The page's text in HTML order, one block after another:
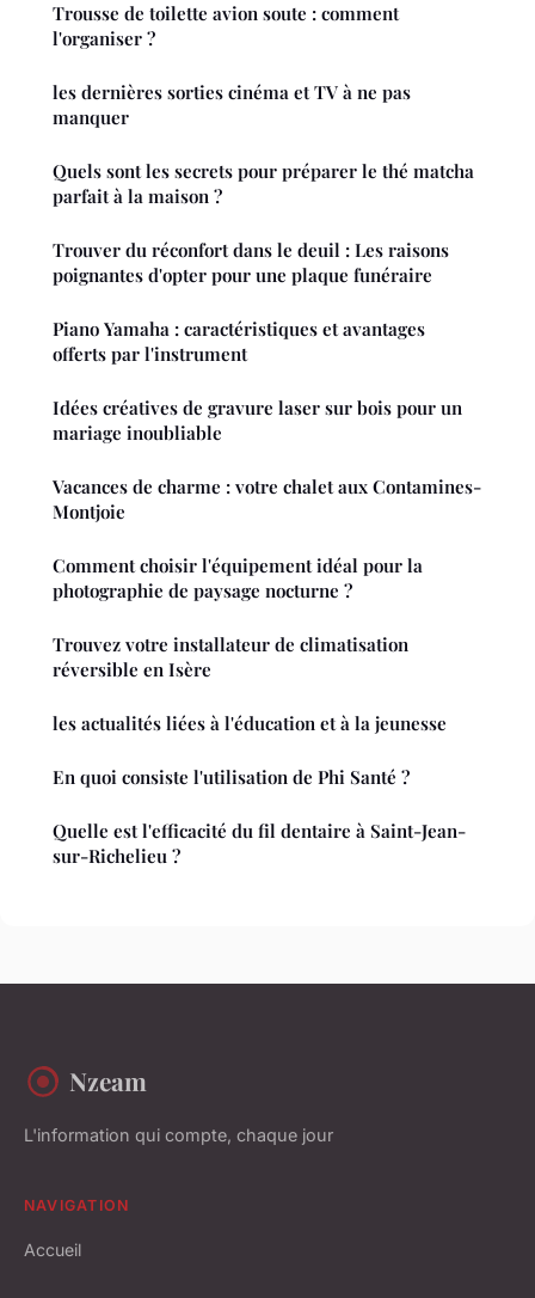
Trousse de toilette avion soute : comment
l'organiser ?
les dernières sorties cinéma et TV à ne pas
manquer
Quels sont les secrets pour préparer le thé matcha
parfait à la maison ?
Trouver du réconfort dans le deuil : Les raisons
poignantes d'opter pour une plaque funéraire
Piano Yamaha : caractéristiques et avantages
offerts par l'instrument
Idées créatives de gravure laser sur bois pour un
mariage inoubliable
Vacances de charme : votre chalet aux Contamines-
Montjoie
Comment choisir l'équipement idéal pour la
photographie de paysage nocturne ?
Trouvez votre installateur de climatisation
réversible en Isère
les actualités liées à l'éducation et à la jeunesse
En quoi consiste l'utilisation de Phi Santé ?
Quelle est l'efficacité du fil dentaire à Saint-Jean-
sur-Richelieu ?
Nzeam
L'information qui compte, chaque jour
NAVIGATION
Accueil